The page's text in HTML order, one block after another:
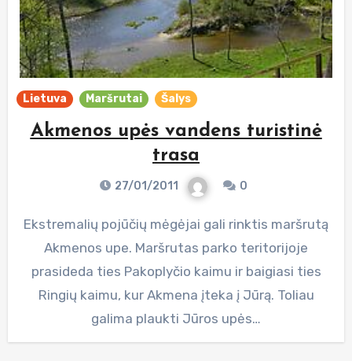
Lietuva Maršrutai Šalys
Akmenos upės vandens turistinė
trasa
27/01/2011 0
Ekstremalių pojūčių mėgėjai gali rinktis maršrutą
Akmenos upe. Maršrutas parko teritorijoje
prasideda ties Pakoplyčio kaimu ir baigiasi ties
Ringių kaimu, kur Akmena įteka į Jūrą. Toliau
galima plaukti Jūros upės…